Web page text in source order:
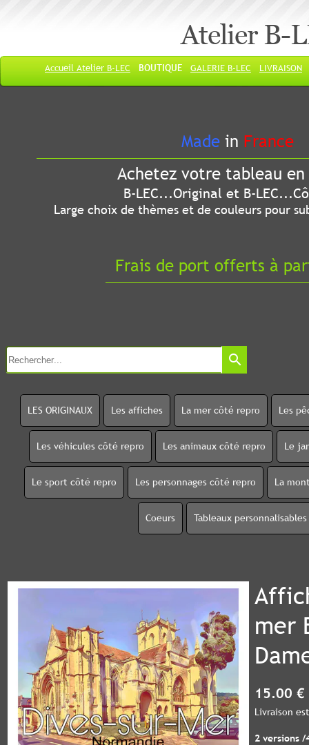
Atelier B-
Accueil Atelier B-LEC BOUTIQUE GALERIE B-LEC LIVRAISON
Made in France
Achetez votre tableau
B-LEC...Original et B-
Large choix de thèmes et de couleurs pour
Frais de port offerts à
search
LES ORIGINAUX Les affiches La mer côté repro Les
Les véhicules côté repro Les animaux côté repro Le
Le sport côté repro Les personnages côté repro La
Coeurs Tableaux personnalisables
mer
15.00 €
Livraison
2 versions